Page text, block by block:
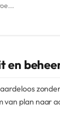
en
van plan naar